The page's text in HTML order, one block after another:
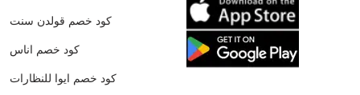
كود خصم قولدن سنت
كود خصم اناس
كود خصم ايوا للنظارات